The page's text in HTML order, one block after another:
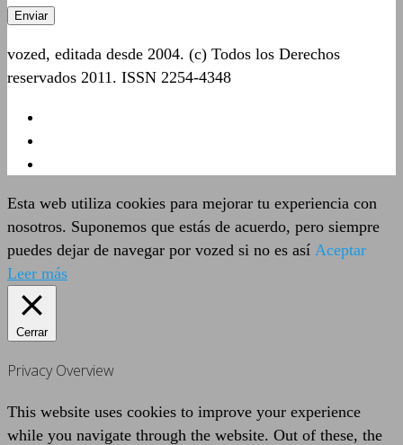
vozed, editada desde 2004. (c) Todos los Derechos
reservados 2011. ISSN 2254-4348
Esta web utiliza cookies para mejorar tu experiencia con
nosotros. Suponemos que estás de acuerdo, pero siempre
puedes dejar de navegar por vozed si no es así Aceptar
Leer más
Cerrar
Privacy Overview
This website uses cookies to improve your experience
while you navigate through the website. Out of these, the